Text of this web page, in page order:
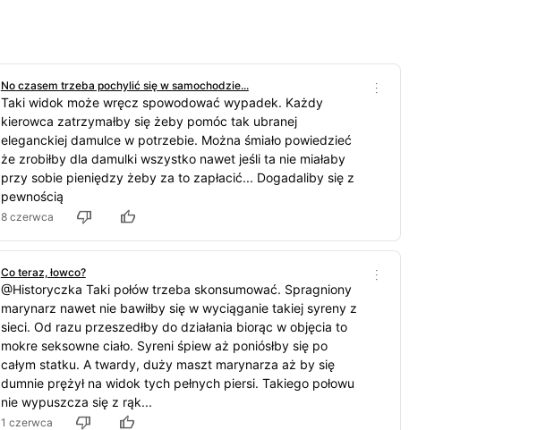
No czasem trzeba pochylić się w samochodzie...
Taki widok może wręcz spowodować wypadek. Każdy
kierowca zatrzymałby się żeby pomóc tak ubranej
eleganckiej damulce w potrzebie. Można śmiało powiedzieć
że zrobiłby dla damulki wszystko nawet jeśli ta nie miałaby
przy sobie pieniędzy żeby za to zapłacić... Dogadaliby się z
pewnością
8 czerwca
Co teraz, łowco?
@Historyczka Taki połów trzeba skonsumować. Spragniony
marynarz nawet nie bawiłby się w wyciąganie takiej syreny z
sieci. Od razu przeszedłby do działania biorąc w objęcia to
mokre seksowne ciało. Syreni śpiew aż poniósłby się po
całym statku. A twardy, duży maszt marynarza aż by się
dumnie prężył na widok tych pełnych piersi. Takiego połowu
nie wypuszcza się z rąk...
1 czerwca